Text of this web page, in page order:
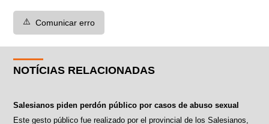
⚠️ Comunicar erro
NOTÍCIAS RELACIONADAS
Salesianos piden perdón público por casos de abuso sexual
Este gesto público fue realizado por el provincial de los Salesianos,